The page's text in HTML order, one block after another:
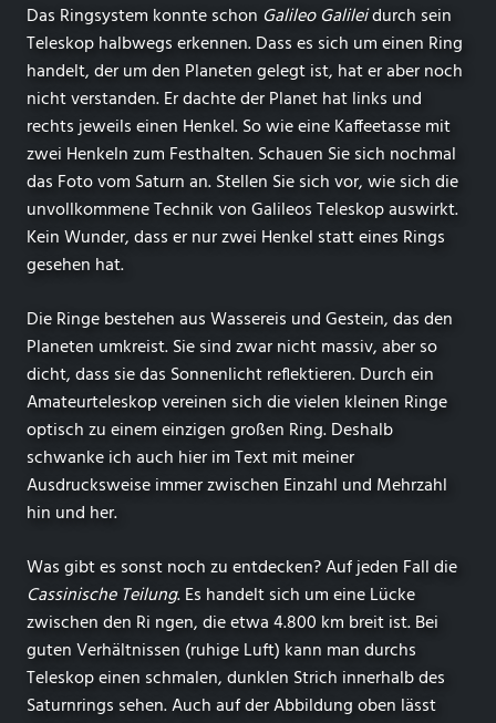
Das Ringsystem konnte schon Galileo Galileidurch sein
Teleskop halbwegs erkennen. Dass es sich um einen Ring
handelt, der um den Planeten gelegt ist, hat er aber noch
nicht verstanden. Er dachte der Planet hat links und
rechts jeweils einen Henkel. So wie eine Kaffeetasse mit
zwei Henkeln zum Festhalten. Schauen Sie sich nochmal
das Foto vom Saturn an. Stellen Sie sich vor, wie sich die
unvollkommene Technik von Galileos Teleskop auswirkt.
Kein Wunder, dass er nur zwei Henkel statt eines Rings
gesehen hat.
Die Ringe bestehen aus Wassereis und Gestein, das den
Planeten umkreist. Sie sind zwar nicht massiv, aber so
dicht, dass sie das Sonnenlicht reflektieren. Durch ein
Amateurteleskop vereinen sich die vielen kleinen Ringe
optisch zu einem einzigen großen Ring. Deshalb
schwanke ich auch hier im Text mit meiner
Ausdrucksweise immer zwischen Einzahl und Mehrzahl
hin und her.
Was gibt es sonst noch zu entdecken? Auf jeden Fall die
Cassinische Teilung. Es handelt sich um eine Lücke
zwischen den Ri ngen, die etwa 4.800 km breit ist. Bei
guten Verhältnissen (ruhige Luft) kann man durchs
Teleskop einen schmalen, dunklen Strich innerhalb des
Saturnrings sehen. Auch auf der Abbildung oben lässt